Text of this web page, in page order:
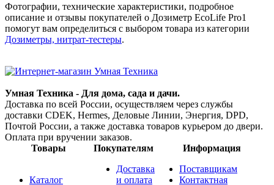
Фотографии, технические характеристики, подробное
описание и отзывы покупателей о Дозиметр EcoLife Pro1
помогут вам определиться с выбором товара из категории
Дозиметры, нитрат-тестеры.
Умная Техника - Для дома, сада и дачи.
Доставка по всей России, осуществляем через службы
доставки CDEK, Hermes, Деловые Линии, Энергия, DPD,
Почтой России, а также доставка товаров курьером до двери.
Оплата при вручении заказов.
Товары
Покупателям Информация
Каталог
Доставка
и оплата
Поставщикам
Контактная